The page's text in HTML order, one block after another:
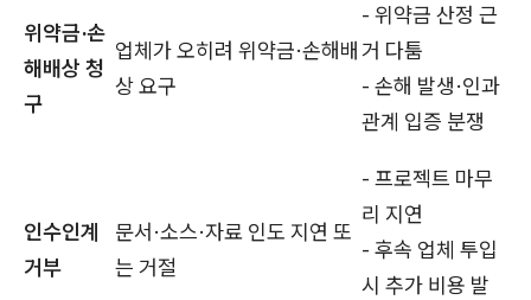
위약금·손
해배상 청
구
업체가 오히려 위약금·손해배
상 요구
- 위약금 산정 근
거 다툼
- 손해 발생·인과
관계 입증 분쟁
인수인계
거부
문서·소스·자료 인도 지연 또
는 거절
- 프로젝트 마무
리 지연
- 후속 업체 투입
시 추가 비용 발